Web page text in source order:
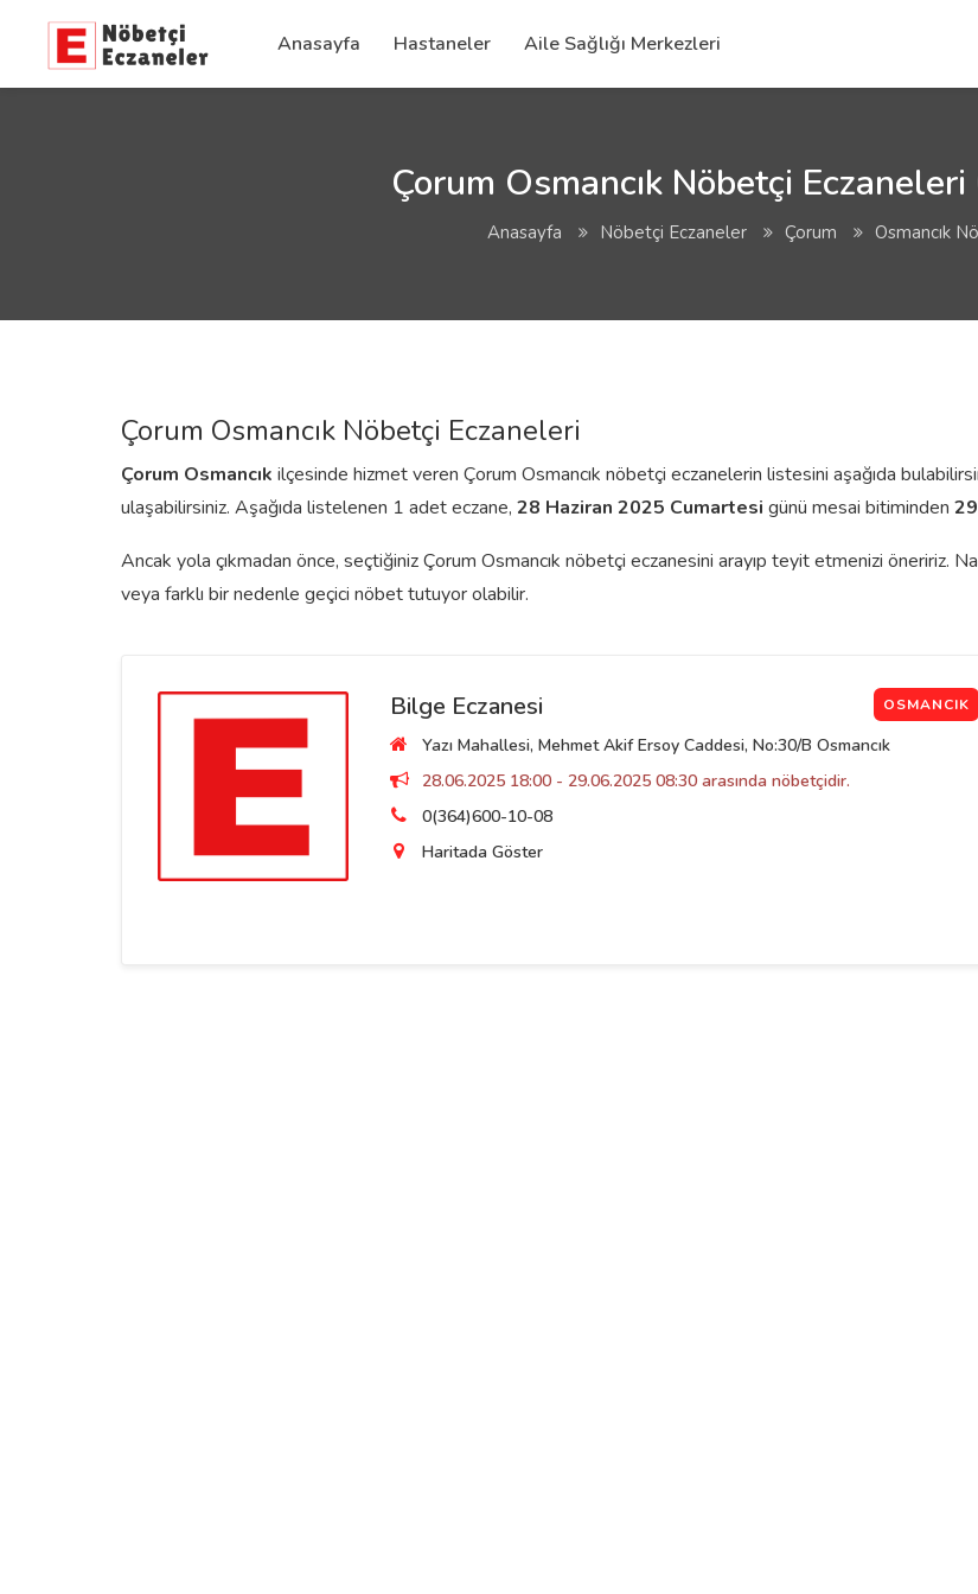
Anasayfa Hastaneler Aile Sağlığı Merkezleri
Çorum Osmancık Nöbetçi
Anasayfa Nöbetçi Eczaneler Çorum Osmancık
Çorum Osmancık Nöbetçi Eczaneleri
Çorum Osmancık ilçesinde hizmet veren Çorum Osmancık nöbetçi eczanelerin listesini aşağıda
ulaşabilirsiniz. Aşağıda listelenen 1 adet eczane, 28 Haziran 2025 Cumartesi günü mesai bitiminden
Ancak yola çıkmadan önce, seçtiğiniz Çorum Osmancık nöbetçi eczanesini arayıp teyit etmenizi öneririz.
veya farklı bir nedenle geçici nöbet tutuyor olabilir.
Bilge Eczanesi OSMANCIK
Yazı Mahallesi, Mehmet Akif Ersoy Caddesi, No:30/B Osmancık
28.06.2025 18:00 - 29.06.2025 08:30 arasında nöbetçidir.
0(364)600-10-08
Haritada Göster